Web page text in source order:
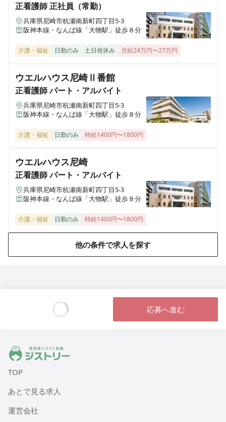
ヒューマンライフケア伏見の宿
京都府京都市伏見区日野谷寺町68
ヒューマンライフケア 望地
神奈川県綾瀬市小園1538番1号 メゾンサンサーラ1階
ヒューマンライフケア宇奈根の宿
神奈川県川崎市高津区宇奈根633-2
神奈川県川崎市宮前区水沢3丁目14番3号
ヒューマンライフケア麻生グループホーム
神奈川県川崎市麻生区千代ヶ丘7丁目6-4
ヒューマンライフケア麻生の宿
大阪府泉佐野市日根野7157
ヒューマンライフケア 鶴の湯（デイサービス）
ヒューマンライフケア 小松湯
東京都板橋区南常盤台2丁目9番2号 コーポ小松
ヒューマンライフケア中村橋の宿
正看護師正社員（常勤）
兵庫県尼崎市杭瀬南新町四丁目5-3
阪神本線・なんば線「大物駅」徒歩８分
介護・福祉 日勤のみ 土日祝休み 月給24万円〜27万円
ウエルハウス尼崎Ⅱ番館
正看護師パート・アルバイト
兵庫県尼崎市杭瀬南新町四丁目5-3
阪神本線・なんば線「大物駅」徒歩８分
介護・福祉 日勤のみ 時給1400円〜1800円
ウエルハウス尼崎
正看護師パート・アルバイト
兵庫県尼崎市杭瀬南新町四丁目5-3
阪神本線・なんば線「大物駅」徒歩８分
介護・福祉 日勤のみ 時給1400円〜1800円
他の条件で求人を探す
応募へ進む
ジストリー 看護師の転職マッチング
TOP
あとで見る求人
運営会社